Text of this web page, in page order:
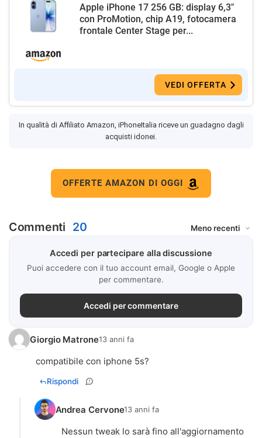
Apple iPhone 17 256 GB: display 6,3"
con ProMotion, chip A19, fotocamera
frontale Center Stage per...
VEDI OFFERTA
In qualità di Affiliato Amazon, iPhoneItalia riceve un guadagno dagli
acquisti idonei.
OFFERTE AMAZON DI OGGI
Commenti 20
Accedi per partecipare alla discussione
Puoi accedere con il tuo account email, Google o Apple
per commentare.
Accedi per commentare
Giorgio Matrone13 anni fa
compatibile con iphone 5s?
Rispondi
Andrea Cervone13 anni fa
Nessun tweak lo sarà fino all'aggiornamento